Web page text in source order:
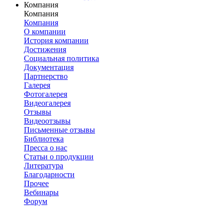
Компания
Компания
Компания
О компании
История компании
Достижения
Социальная политика
Документация
Партнерство
Галерея
Фотогалерея
Видеогалерея
Отзывы
Видеоотзывы
Письменные отзывы
Библиотека
Пресса о нас
Статьи о продукции
Литература
Благодарности
Прочее
Вебинары
Форум